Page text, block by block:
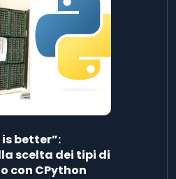
is better”:
scelta dei tipi di
con CPython